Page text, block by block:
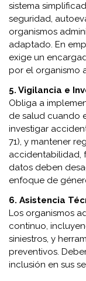
sistema
seguridad,
organismos
adaptado. En
exige un
por el organismo
5. Vigilancia e
Obliga a
de salud cuando
investigar
71), y mantener
accidentabilidad,
datos deben
enfoque de
6. Asistencia
Los organismos
continuo,
siniestros, y
preventivos.
inclusión en sus